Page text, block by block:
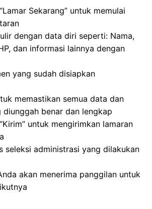
Sekarang” untuk memulai
dengan data diri seperti: Nama,
dan informasi lainnya dengan
yang sudah disiapkan
memastikan semua data dan
diunggah benar dan lengkap
untuk mengirimkan lamaran
seleksi administrasi yang dilakukan
akan menerima panggilan untuk